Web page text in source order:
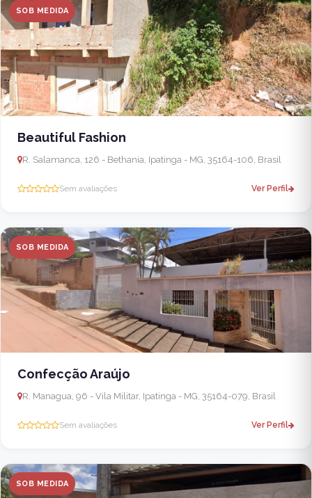
SOB MEDIDA
Beautiful Fashion
R. Salamanca, 126 - Bethania, Ipatinga - MG, 35164-106, Brasil
Sem avaliações Ver Perfil
SOB MEDIDA
Confecção Araújo
R. Managua, 96 - Vila Militar, Ipatinga - MG, 35164-079, Brasil
Sem avaliações Ver Perfil
SOB MEDIDA